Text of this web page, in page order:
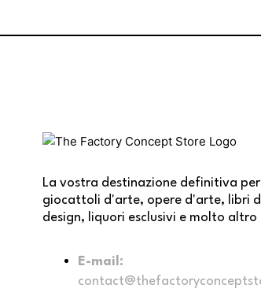
La vostra destinazione definitiva per
giocattoli d'arte, opere d'arte, libri
design, liquori esclusivi e molto altro
E-mail: